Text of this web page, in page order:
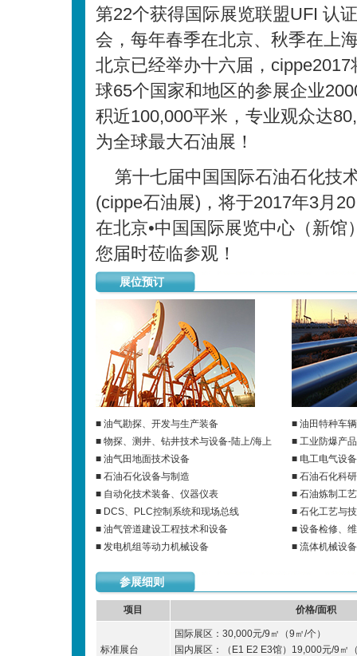
第22个获得国际展览联盟UFI 认
会，每年春季在北京、秋季在上
北京已经举办十六届，cippe2017
球65个国家和地区的参展企业
积近100,000平米，专业观众达
为全球最大石油展！
第十七届中国国际石油石化技
(cippe石油展)，将于2017年3月
在北京•中国国际展览中心（新馆
您届时莅临参观！
展位预订
■ 油气勘探、开发与生产装备
■ 物探、测井、钻井技术与设备-陆上/海上
■ 油气田地面技术设备
■ 石油石化设备与制造
■ 自动化技术装备、仪器仪表
■ DCS、PLC控制系统和现场总线
■ 油气管道建设工程技术和设备
■ 发电机组等动力机械设备
■ 油田特种车辆
■ 工业防爆产品
■ 电工电气设
■ 石油石化科
■ 石油炼制工
■ 石化工艺与
■ 设备检修、
■ 流体机械设
参展细则
项目 价格/面积
标准展台
国际展区：30,000元/9㎡（9㎡/个）
国内展区：（E1 E2 E3馆）19,000元/9㎡